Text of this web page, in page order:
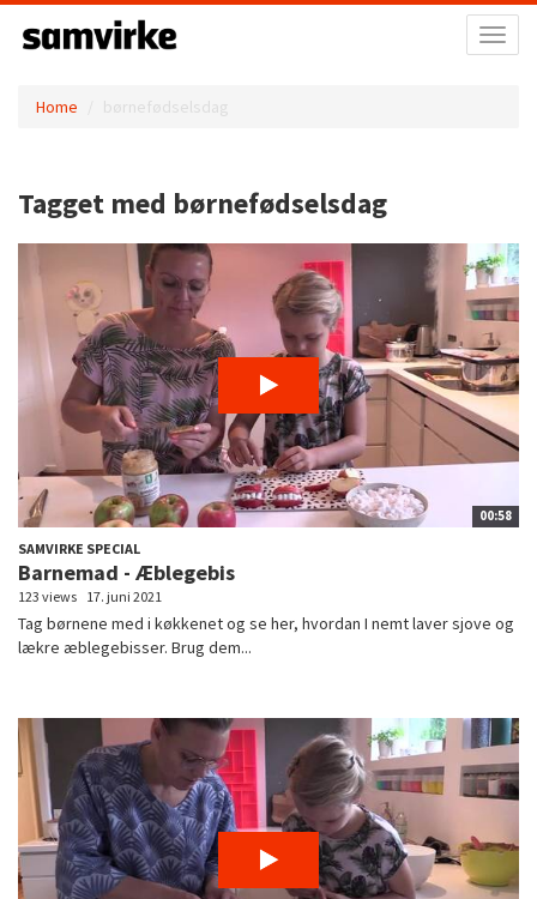
Home børnefødselsdag
Tagget med børnefødselsdag
00:58
SAMVIRKE SPECIAL
Barnemad - Æblegebis
123 views 17. juni 2021
Tag børnene med i køkkenet og se her, hvordan I nemt laver sjove og
lækre æblegebisser. Brug dem...